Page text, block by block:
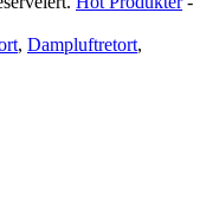
, Dampluftretort,